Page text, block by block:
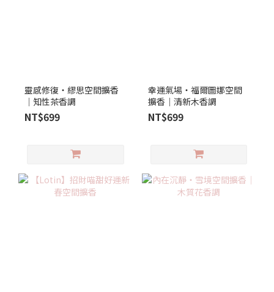
靈感修復‧繆思空間擴香
│知性茶香調
NT$699
幸運氣場‧福爾圖娜空間
擴香｜清新木香調
NT$699